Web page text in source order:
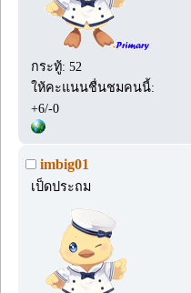
กระทู้: 52
ให้คะแนนชื่นชมคนนี้:
+6/-0
imbig01
เป็ดประถม